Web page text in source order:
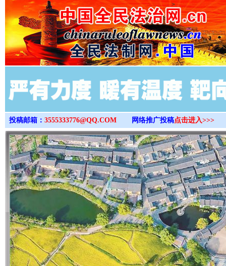
>
投稿邮箱： 3555333776@QQ.COM 网络推广投稿点击进入>>>